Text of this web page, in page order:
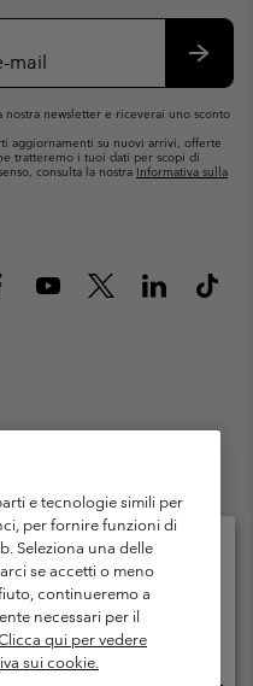
newsletter e riceverai uno sconto
aggiornamenti su nuovi arrivi, offerte
tratteremo i tuoi dati per scopi di
consulta la nostra Informativa sulla
Venditaa
Garanzia
dagli utenti
Impressum
e tecnologie simili per
per fornire funzioni di
Seleziona una delle
se accetti o meno
continueremo a
necessari per il
qui per vedere
sui cookie.
e la lingua
disponibile